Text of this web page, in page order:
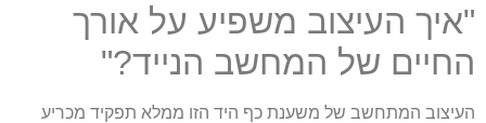
"איך העיצוב משפיע על אורך
החיים של המחשב הנייד?"
העיצוב המתחשב של משענת כף היד הזו ממלא תפקיד מכריע